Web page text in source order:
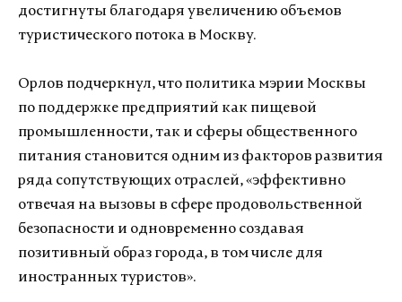
достигнуты благодаря увеличению объемов
туристического потока в Москву.
Орлов подчеркнул, что политика мэрии Москвы
по поддержке предприятий как пищевой
промышленности, так и сферы общественного
питания становится одним из факторов развития
ряда сопутствующих отраслей, «эффективно
отвечая на вызовы в сфере продовольственной
безопасности и одновременно создавая
позитивный образ города, в том числе для
иностранных туристов».